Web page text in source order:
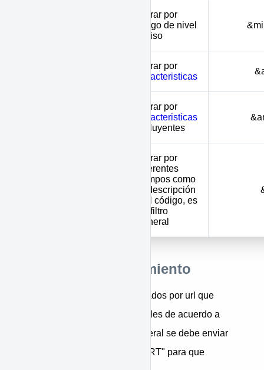
Filtrar por
rango de nivel
o piso
Filtrar por
caracteristicas
Filtrar por
caracteristicas
incluyentes
Filtrar por
diferentes
campos como
al descripción
y el código, es
un filtro
general
Índices de ordenamiento
Son parámetros también enviados por url que
permiten organizar los inmuebles de acuerdo a
diferentes parámetros, en general se debe enviar
como "&order=order&sort=SORT" para que